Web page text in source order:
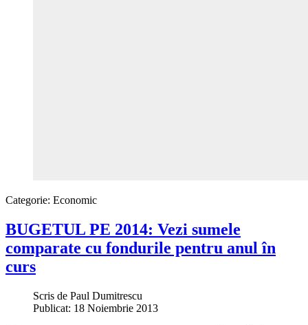
Categorie: Economic
BUGETUL PE 2014: Vezi sumele
comparate cu fondurile pentru anul în
curs
Scris de Paul Dumitrescu
Publicat: 18 Noiembrie 2013